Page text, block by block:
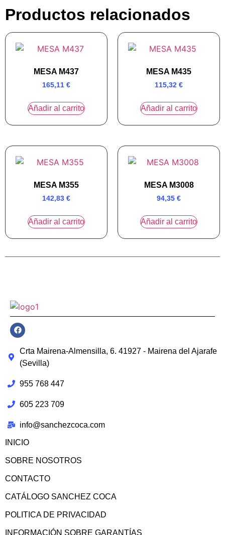
Productos relacionados
MESA M437
165,11 €
Añadir al carrito
MESA M435
115,32 €
Añadir al carrito
MESA M355
142,83 €
Añadir al carrito
MESA M3008
94,35 €
Añadir al carrito
Crta Mairena-Almensilla, 6. 41927 - Mairena del Ajarafe
(Sevilla)
955 768 447
605 223 709
info@sanchezcoca.com
INICIO
SOBRE NOSOTROS
CONTACTO
CATÁLOGO SANCHEZ COCA
POLITICA DE PRIVACIDAD
INFORMACIÓN SOBRE GARANTÍAS